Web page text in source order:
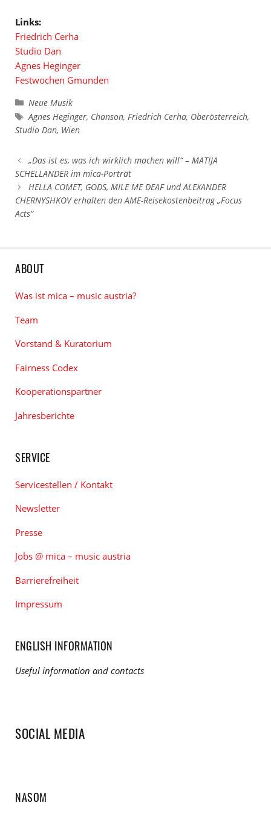
Links:
Friedrich Cerha
Studio Dan
Agnes Heginger
Festwochen Gmunden
Kategorien
Neue Musik
Schlagwörter
Agnes Heginger, Chanson,Friedrich Cerha, Oberösterreich,
Studio Dan, Wien
„Das ist es, was ich wirklich machen will“ – MATIJA
SCHELLANDER im mica-Porträt
HELLA COMET, GODS, MILE ME DEAF und ALEXANDER
CHERNYSHKOV erhalten den AME-Reisekostenbeitrag „Focus
Acts“
ABOUT
Was ist mica – music austria?
Team
Vorstand & Kuratorium
Fairness Codex
Kooperationspartner
Jahresberichte
SERVICE
Servicestellen / Kontakt
Newsletter
Presse
Jobs @ mica – music austria
Barrierefreiheit
Impressum
ENGLISH INFORMATION
Useful information and contacts
SOCIAL MEDIA
NASOM